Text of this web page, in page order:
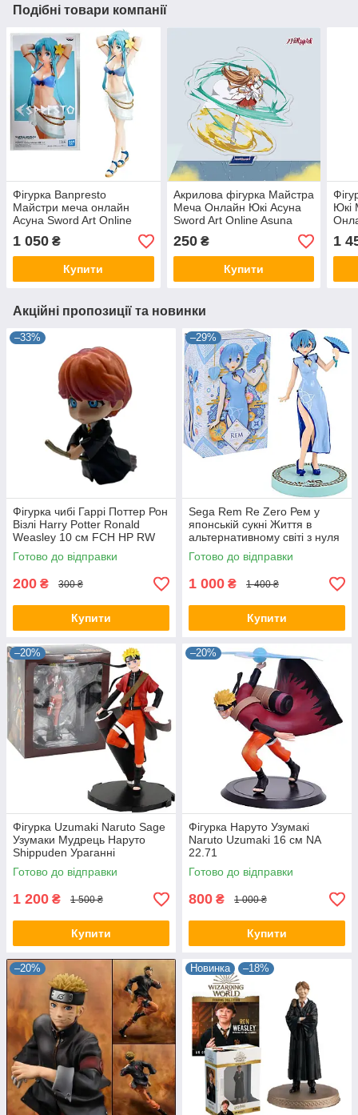
Подібні товари компанії
Фігурка Banpresto
Майстри меча онлайн
Асуна Sword Art Online
Asuna 22 см WST SAO A
05
1 050 ₴
Купити
Акрилова фігурка Майстра
Меча Онлайн Юкі Асуна
Sword Art Online Asuna
Yuuki 10 см
250₴
Купити
Юкі
KY
1
Акційні пропозиції та новинки
–33%
Фігурка чибі Гаррі Поттер Рон
Візлі Harry Potter Ronald
Weasley 10 см FCH HP RW
10 02
Готово до відправки
200 ₴ 300 ₴
Купити
–29%
Sega Rem Re Zero Рем у
японській сукні Життя в
альтернативному світі з нуля
21 см anime RZ 22.97
Готово до відправки
1 000 ₴ 1 400 ₴
Купити
–20%
Фігурка Uzumaki Naruto Sage
Узумаки Мудрець Наруто
Shippuden Ураганні
хроніки 19 см NA 22.54
Готово до відправки
1 200 ₴ 1 500 ₴
Купити
–20%
Фігурка Наруто Узумакі
Naruto Uzumaki 16 см NA
22.71
Готово до відправки
800 ₴ 1 000 ₴
Купити
–20% Новинка –18%